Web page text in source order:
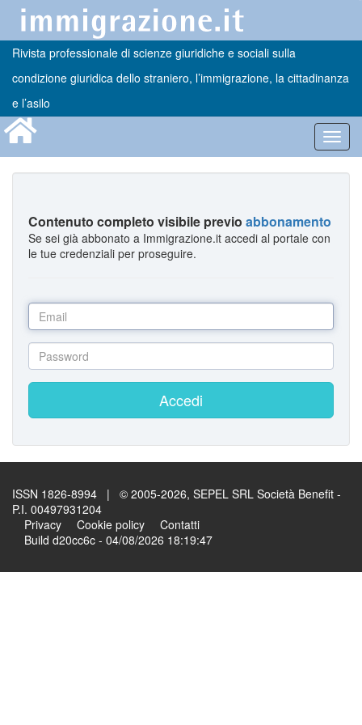
Rivista professionale di scienze giuridiche e sociali sulla
condizione giuridica dello straniero, l’immigrazione, la cittadinanza
e l’asilo
Contenuto completo visibile previo abbonamento
Se sei già abbonato a Immigrazione.it accedi al portale con
le tue credenziali per proseguire.
Accedi
ISSN 1826-8994 | © 2005-2026, SEPEL SRL Società Benefit -
P.I. 00497931204
Privacy
Cookie policy
Contatti
Build d20cc6c - 04/08/2026 18:19:47